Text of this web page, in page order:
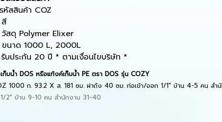
รหัสสินค้า COZ
สี
วัสดุ Polymer Elixer
ขนาด 1000 L, 2000L
รับประกัน 20 ปี * ตามเงื่อนไขบริษัท *
ก็บน้ำ DOS หรือแท้งค์เก็บน้ำ PE ตรา DOS รุ่น COZY
1000 ก. 93.2 X ส. 181 ซม. ฝาถัง 40 ซม. ท่อเข้า/ออก 1/1" บ้าน 4-5 คน สำ
1/2" บ้าน 9-10 คน สำนักงาน 31-40